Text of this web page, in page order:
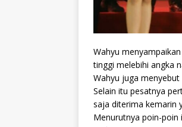
Wahyu
tinggi melebihi angka
Wahyu juga
Selain itu pesatnya
saja diterima kemarin
Menurutnya poin-poin